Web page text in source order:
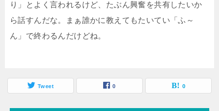
り」とよく言われるけど、たぶん興奮を共有したいか
ら話すんだな。まぁ誰かに教えてもたいてい「ふ～
ん」で終わるんだけどね。
Tweet 0 0